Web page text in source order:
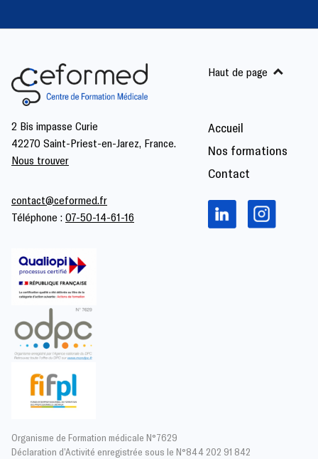
2 Bis impasse Curie
42270 Saint-Priest-en-Jarez, France.
Nous trouver
Organisme de Formation médicale N°7629
Déclaration d’Activité enregistrée sous le N°844 202 91 842
Accueil
Nos formations
Contact
Haut de page
contact@ceformed.fr
Téléphone : 07-50-14-61-16